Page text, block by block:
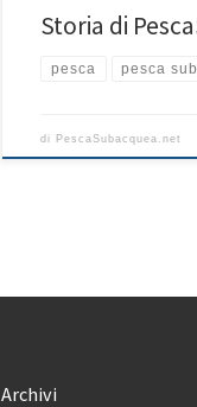
Storia di
pesca pesca
di PescaSubacquea.net
Archivi